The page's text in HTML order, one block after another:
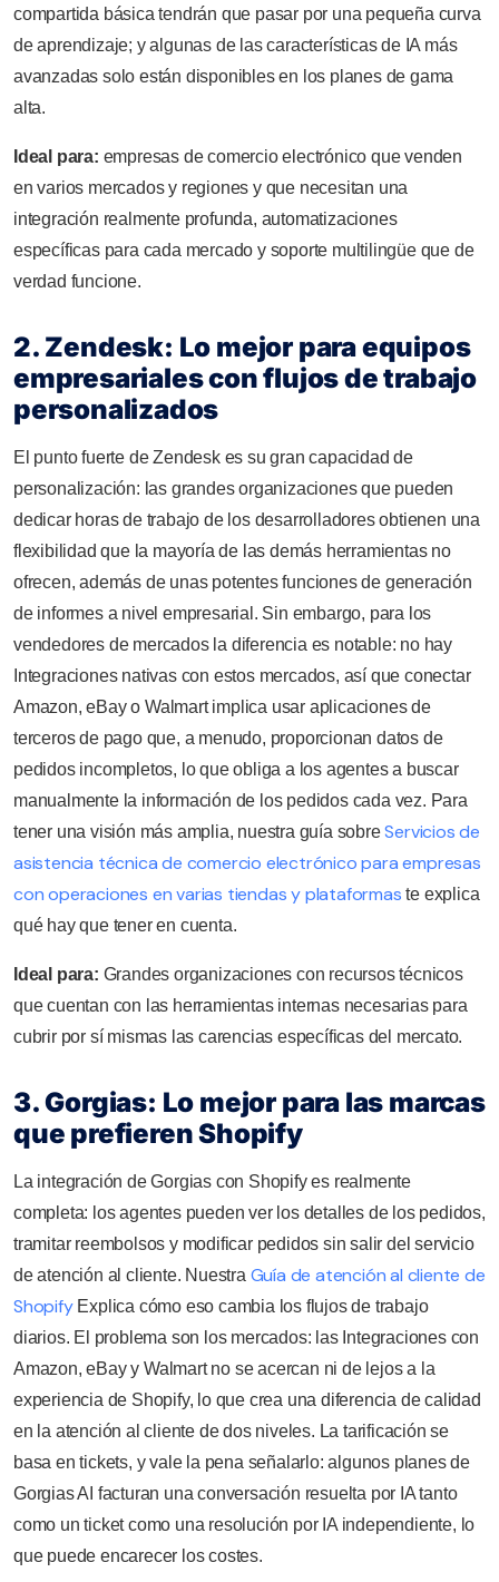
compartida básica tendrán que pasar por una pequeña curva
de aprendizaje; y algunas de las características de IA más
avanzadas solo están disponibles en los planes de gama
alta.
Ideal para: empresas de comercio electrónico que venden
en varios mercados y regiones y que necesitan una
integración realmente profunda, automatizaciones
específicas para cada mercado y soporte multilingüe que de
verdad funcione.
2. Zendesk: Lo mejor para equipos
empresariales con flujos de trabajo
personalizados
El punto fuerte de Zendesk es su gran capacidad de
personalización: las grandes organizaciones que pueden
dedicar horas de trabajo de los desarrolladores obtienen una
flexibilidad que la mayoría de las demás herramientas no
ofrecen, además de unas potentes funciones de generación
de informes a nivel empresarial. Sin embargo, para los
vendedores de mercados la diferencia es notable: no hay
Integraciones nativas con estos mercados, así que conectar
Amazon, eBay o Walmart implica usar aplicaciones de
terceros de pago que, a menudo, proporcionan datos de
pedidos incompletos, lo que obliga a los agentes a buscar
manualmente la información de los pedidos cada vez. Para
tener una visión más amplia, nuestra guía sobreServicios de
asistencia técnica de comercio electrónico para empresas
con operaciones en varias tiendas y plataformas te explica
qué hay que tener en cuenta.
Ideal para: Grandes organizaciones con recursos técnicos
que cuentan con las herramientas internas necesarias para
cubrir por sí mismas las carencias específicas del mercato.
3. Gorgias: Lo mejor para las marcas
que prefieren Shopify
La integración de Gorgias con Shopify es realmente
completa: los agentes pueden ver los detalles de los pedidos,
tramitar reembolsos y modificar pedidos sin salir del servicio
de atención al cliente. Nuestra Guía de atención al cliente de
ShopifyExplica cómo eso cambia los flujos de trabajo
diarios. El problema son los mercados: las Integraciones con
Amazon, eBay y Walmart no se acercan ni de lejos a la
experiencia de Shopify, lo que crea una diferencia de calidad
en la atención al cliente de dos niveles. La tarificación se
basa en tickets, y vale la pena señalarlo: algunos planes de
Gorgias AI facturan una conversación resuelta por IA tanto
como un ticket como una resolución por IA independiente, lo
que puede encarecer los costes.